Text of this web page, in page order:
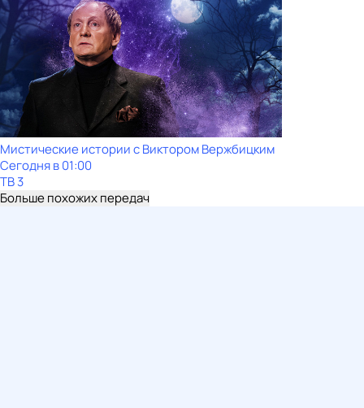
Мистические истории с Виктoром Bержбицким
Сегодня в 01:00
ТВ 3
Больше похожих передач